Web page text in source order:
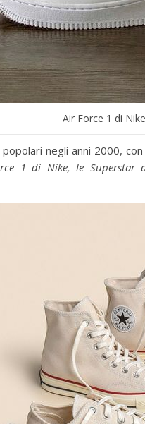
Air Force 1 di Nike
negli anni 2000,
1 di Nike, le Superstar